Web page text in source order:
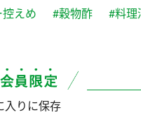
えめ #穀物酢 #料理
入りに保存